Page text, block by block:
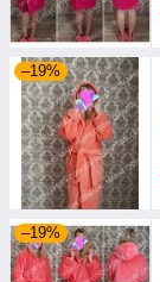
–19%
–19%